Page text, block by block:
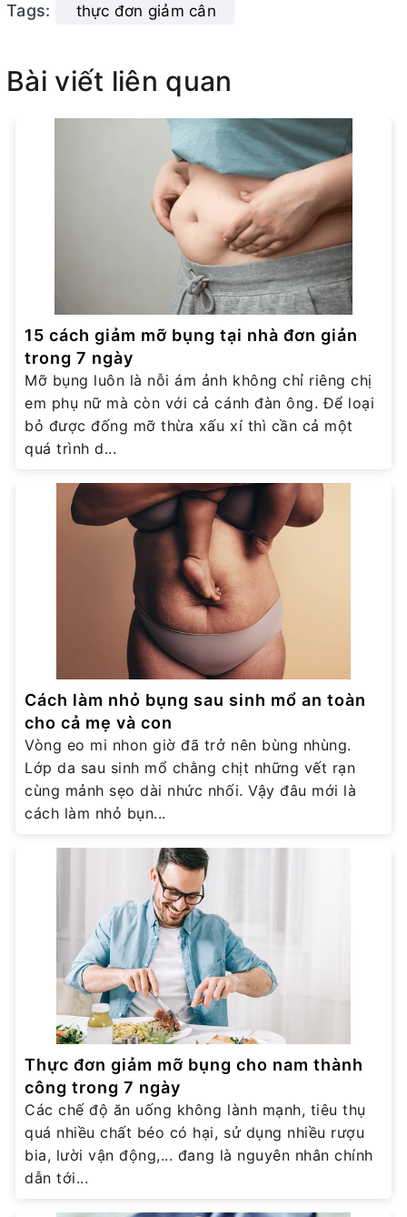
Tags: thực đơn giảm cân
Bài viết liên quan
15 cách giảm mỡ bụng tại nhà đơn giản
trong 7 ngày
Mỡ bụng luôn là nỗi ám ảnh không chỉ riêng chị
em phụ nữ mà còn với cả cánh đàn ông. Để loại
bỏ được đống mỡ thừa xấu xí thì cần cả một
quá trình d...
Cách làm nhỏ bụng sau sinh mổ an toàn
cho cả mẹ và con
Vòng eo mi nhon giờ đã trở nên bùng nhùng.
Lớp da sau sinh mổ chằng chịt những vết rạn
cùng mảnh sẹo dài nhức nhối. Vậy đâu mới là
cách làm nhỏ bụn...
Thực đơn giảm mỡ bụng cho nam thành
công trong 7 ngày
Các chế độ ăn uống không lành mạnh, tiêu thụ
quá nhiều chất béo có hại, sử dụng nhiều rượu
bia, lười vận động,... đang là nguyên nhân chính
dẫn tới...